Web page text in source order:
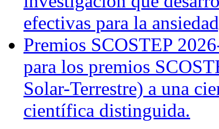
efectivas para la
Premios SCOSTEP
para los premios
Solar-Terrestre) a una
científica distinguida.